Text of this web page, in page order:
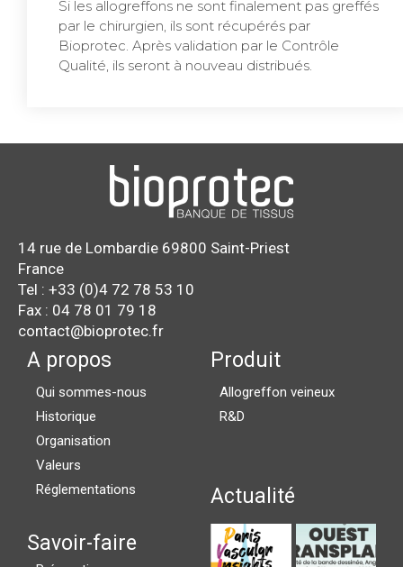
Si les allogreffons ne sont finalement pas greffés
par le chirurgien, ils sont récupérés par
Bioprotec. Après validation par le Contrôle
Qualité, ils seront à nouveau distribués.
14 rue de Lombardie 69800 Saint-Priest
France
Tel : +33 (0)4 72 78 53 10
Fax : 04 78 01 79 18
contact@bioprotec.fr
A propos
Qui sommes-nous
Historique
Organisation
Valeurs
Réglementations
Produit
Allogreffon veineux
R&D
Savoir-faire
Actualité